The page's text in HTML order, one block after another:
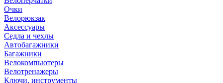
Очки
Велорюкзак
Аксессуары
Седла и чехлы
Автобагажники
Багажники
Велокомпьютеры
Велотренажеры
Ключи, инструменты